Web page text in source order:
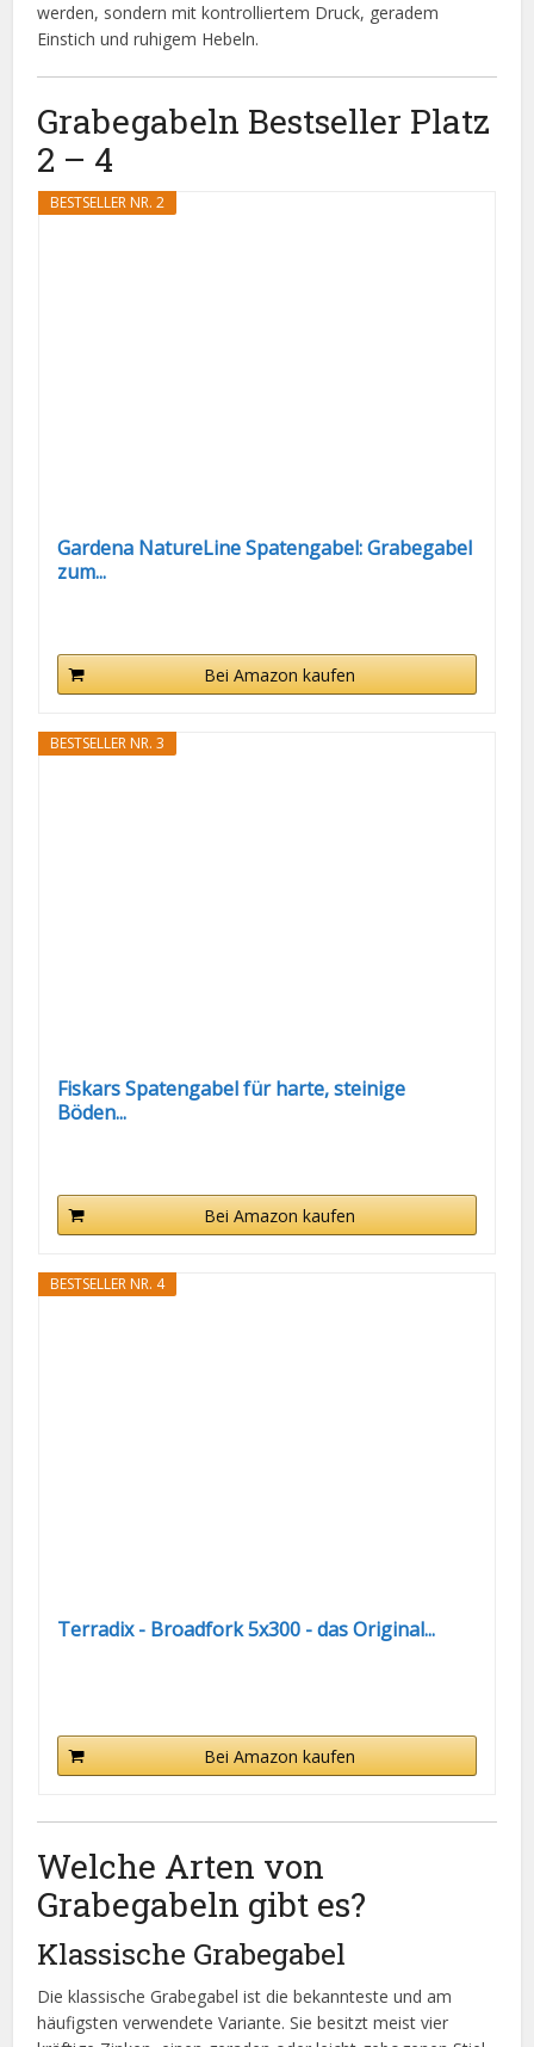
werden, sondern mit kontrolliertem Druck, geradem
Einstich und ruhigem Hebeln.
Grabegabeln Bestseller Platz
2 – 4
BESTSELLER NR. 2
Gardena NatureLine Spatengabel: Grabegabel
zum...
Bei Amazon kaufen
BESTSELLER NR. 3
Fiskars Spatengabel für harte, steinige
Böden...
Bei Amazon kaufen
BESTSELLER NR. 4
Terradix - Broadfork 5x300 - das Original...
Bei Amazon kaufen
Welche Arten von
Grabegabeln gibt es?
Klassische Grabegabel
Die klassische Grabegabel ist die bekannteste und am
häufigsten verwendete Variante. Sie besitzt meist vier